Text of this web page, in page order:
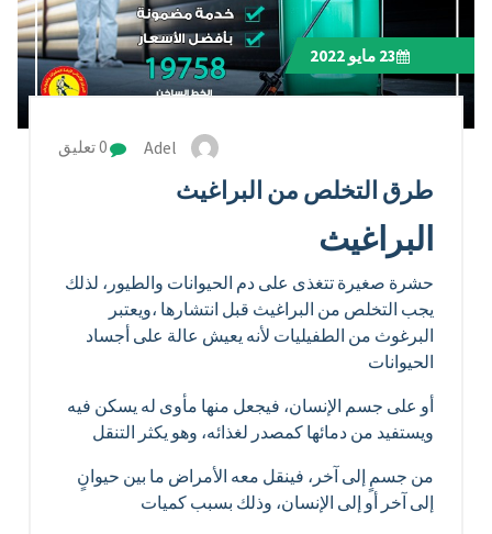
23مايو 2022
Adel 0 تعليق
طرق التخلص من البراغيث
البراغيث
حشرة صغيرة تتغذى على دم الحيوانات والطيور، لذلك
يجب التخلص من البراغيث قبل انتشارها ،ويعتبر
البرغوث من الطفيليات لأنه يعيش عالة على أجساد
الحيوانات
أو على جسم الإنسان، فيجعل منها مأوى له يسكن فيه
ويستفيد من دمائها كمصدر لغذائه، وهو يكثر التنقل
من جسمٍ إلى آخر، فينقل معه الأمراض ما بين حيوانٍ
إلى آخر أو إلى الإنسان، وذلك بسبب كميات